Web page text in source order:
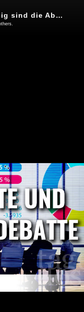
Faktencheck: Wie sachkundig sind die Abgeordneten bei der Impfpflichtdebatte? | Von Karsten Montag